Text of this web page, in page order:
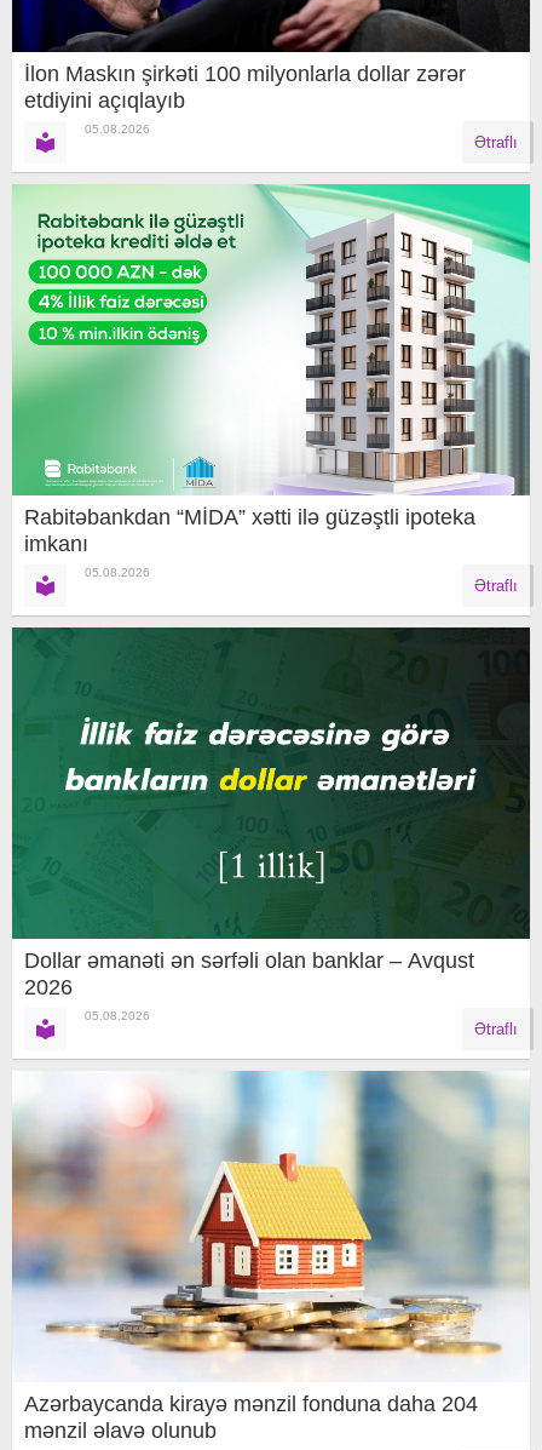
İlon Maskın şirkəti 100 milyonlarla dollar zərər
etdiyini açıqlayıb
05.08.2026
Ətraflı
Rabitəbankdan “MİDA” xətti ilə güzəştli ipoteka
imkanı
05.08.2026
Ətraflı
Dollar əmanəti ən sərfəli olan banklar – Avqust
2026
05.08.2026
Ətraflı
Azərbaycanda kirayə mənzil fonduna daha 204
mənzil əlavə olunub